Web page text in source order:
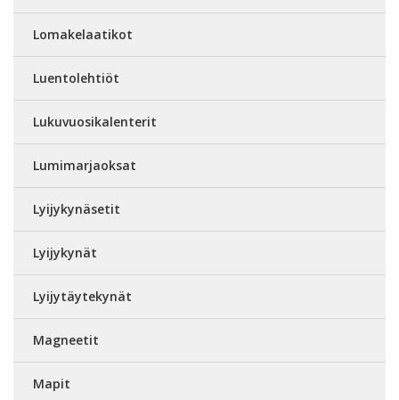
Lomakelaatikot
Luentolehtiöt
Lukuvuosikalenterit
Lumimarjaoksat
Lyijykynäsetit
Lyijykynät
Lyijytäytekynät
Magneetit
Mapit